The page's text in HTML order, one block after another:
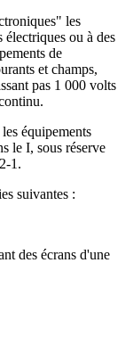
les
électriques ou à des
de
et champs,
pas 1 000 volts
équipements
le I, sous réserve
1.
suivantes :
des écrans d'une